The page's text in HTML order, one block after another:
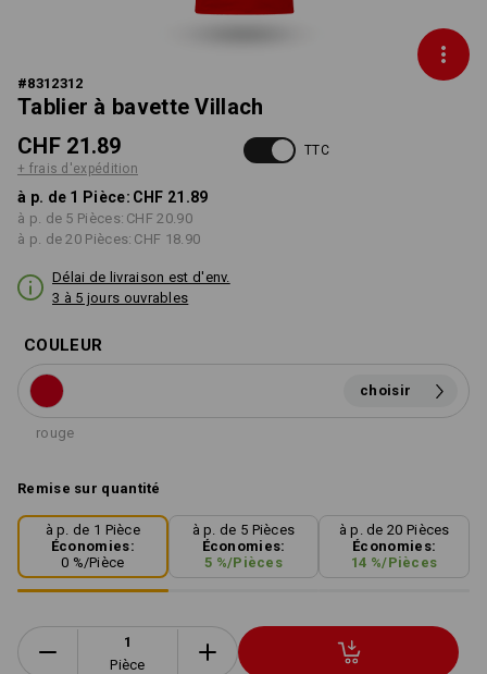
#8312312
Tablier à bavette Villach
CHF 21.89
+ frais d'expédition
TTC
à p. de 1 Pièce: CHF 21.89
à p. de 5 Pièces: CHF 20.90
à p. de 20 Pièces: CHF 18.90
Délai de livraison est d'env.
3 à 5 jours ouvrables
COULEUR
choisir
rouge
Remise sur quantité
à p. de 1 Pièce
Économies:
0 %/Pièce
à p. de 5 Pièces
Économies:
5 %/Pièces
à p. de 20 Pièces
Économies:
14 %/Pièces
Pièce